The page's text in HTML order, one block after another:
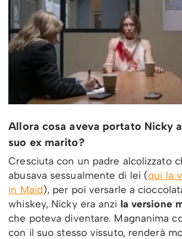
Allora cosa aveva portato Nicky
suo ex marito?
Cresciuta con un padre alcolizzato
abusava sessualmente di lei (qui la
in Maid), per poi versarle a
whiskey, Nicky era anzi la versione
che poteva diventare. Magnanima
con il suo stesso vissuto, renderà